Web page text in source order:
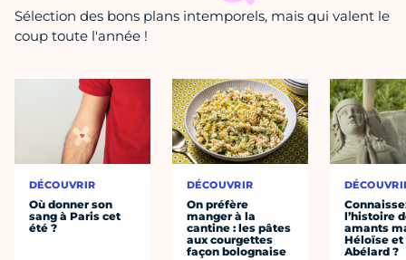
Sélection des bons plans intemporels, mais qui valent le
coup toute l'année !
DÉCOUVRIR
Où donner son
sang à Paris cet
été ?
DÉCOUVRIR
On préfère
manger à la
cantine : les pâtes
aux courgettes
façon bolognaise
l’histoire
amants
Héloïse et
Abélard ?